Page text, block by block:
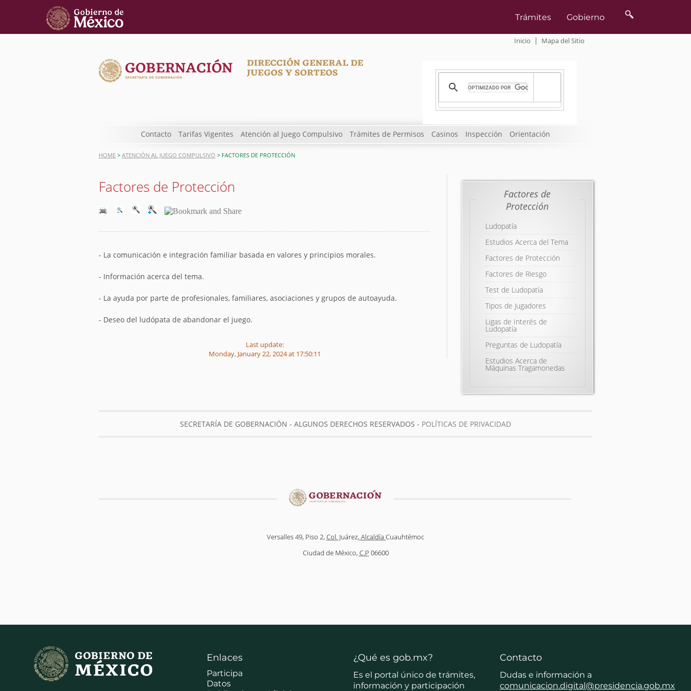
Inicio | Mapa del Sitio
Contacto Tarifas Vigentes Atención al Juego Compulsivo Trámites de Permisos Casinos Inspección Orientación
HOME > ATENCIÓN AL JUEGO COMPULSIVO > FACTORES DE PROTECCIÓN
Factores de Protección
- La comunicación e integración familiar basada en valores y principios morales.
- Información acerca del tema.
- La ayuda por parte de profesionales, familiares, asociaciones y grupos de autoayuda.
- Deseo del ludópata de abandonar el juego.
Last update:
Monday, January 22, 2024 at 17:50:11
Factores de
Protección
Ludopatía
Estudios Acerca del Tema
Factores de Protección
Factores de Riesgo
Test de Ludopatía
Tipos de Jugadores
Ligas de Interés de
Ludopatía
Preguntas de Ludopatía
Estudios Acerca de
Máquinas Tragamonedas
SECRETARÍA DE GOBERNACIÓN - ALGUNOS DERECHOS RESERVADOS - POLÍTICAS DE PRIVACIDAD
Versalles 49, Piso 2, Col. Juárez, Alcaldía Cuauhtémoc
Ciudad de México, C.P 06600